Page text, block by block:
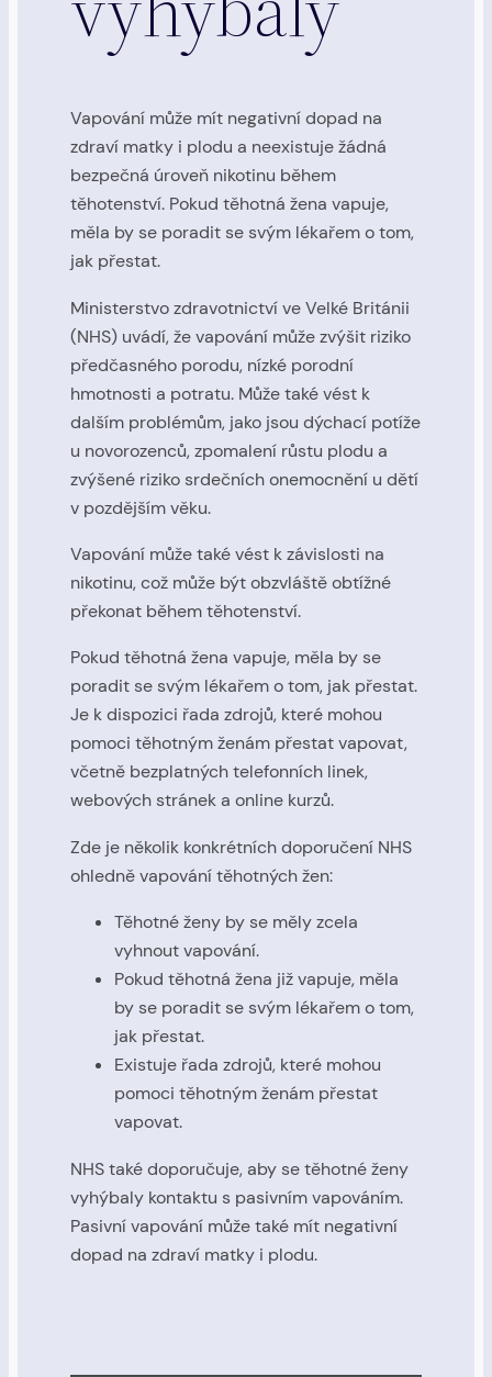
Vapování může mít negativní dopad na
zdraví matky i plodu a neexistuje žádná
bezpečná úroveň nikotinu během
těhotenství. Pokud těhotná žena vapuje,
měla by se poradit se svým lékařem o tom,
jak přestat.
Ministerstvo zdravotnictví ve Velké Británii
(NHS) uvádí, že vapování může zvýšit riziko
předčasného porodu, nízké porodní
hmotnosti a potratu. Může také vést k
dalším problémům, jako jsou dýchací potíže
u novorozenců, zpomalení růstu plodu a
zvýšené riziko srdečních onemocnění u dětí
v pozdějším věku.
Vapování může také vést k závislosti na
nikotinu, což může být obzvláště obtížné
překonat během těhotenství.
Pokud těhotná žena vapuje, měla by se
poradit se svým lékařem o tom, jak přestat.
Je k dispozici řada zdrojů, které mohou
pomoci těhotným ženám přestat vapovat,
včetně bezplatných telefonních linek,
webových stránek a online kurzů.
Zde je několik konkrétních doporučení NHS
ohledně vapování těhotných žen:
Těhotné ženy by se měly zcela
vyhnout vapování.
Pokud těhotná žena již vapuje, měla
by se poradit se svým lékařem o tom,
jak přestat.
Existuje řada zdrojů, které mohou
pomoci těhotným ženám přestat
vapovat.
NHS také doporučuje, aby se těhotné ženy
vyhýbaly kontaktu s pasivním vapováním.
Pasivní vapování může také mít negativní
dopad na zdraví matky i plodu.